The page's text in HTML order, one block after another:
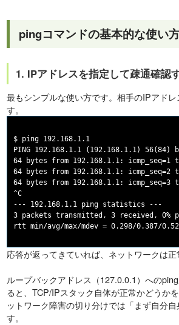
pingコマンドの基本的な使い
1. IPアドレスを指定して疎通確認
最もシンプルな使い方です。相手のIPアド
す。
$ ping 192.168.1.1
PING 192.168.1.1 (192.168.1.1) 56(84)
64 bytes from 192.168.1.1: icmp_seq=1
64 bytes from 192.168.1.1: icmp_seq=2
64 bytes from 192.168.1.1: icmp_seq=3
^C
--- 192.168.1.1 ping statistics ---
3 packets transmitted, 3 received, 0%
応答が返ってきていれば、ネットワークは正
ループバックアドレス（127.0.0.1）への
ると、TCP/IPスタック自体が正常かどうか
ットワーク障害の切り分けでは「まず自分
す。